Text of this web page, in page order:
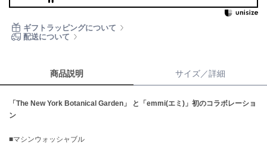
Calvin Klein
CELFORD
セロン
クラークス
CODE A
ギフトラッピングについて
配送について
商品説明 サイズ／詳細
「The New York Botanical Garden」 と「emmi(エミ)」初のコラボレーショ
ン
■マシンウォッシャブル